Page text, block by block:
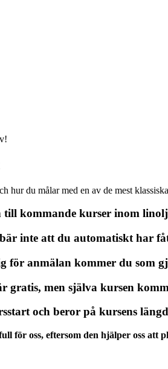
hur du målar med en av de mest
till kommande kurser inom
inte att du automatiskt har
för anmälan kommer du som
gratis, men själva kursen
och beror på kursens
för oss, eftersom den hjälper oss att